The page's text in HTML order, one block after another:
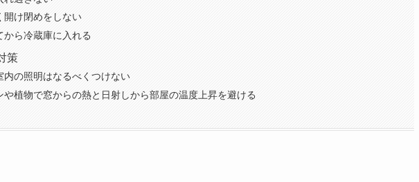
開け閉めをしない
から冷蔵庫に入れる
策
内の照明はなるべくつけない
や植物で窓からの熱と日射しから部屋の温度上昇を避ける